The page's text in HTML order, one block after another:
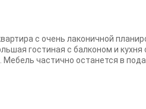
с очень лаконичной
гостиная с балконом и кухня
частично останется в